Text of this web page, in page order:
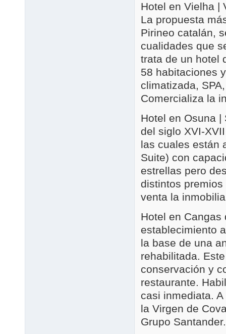
Hotel en Vielha |
La propuesta
Pirineo catalán,
cualidades que
trata de un hotel
58 habitaciones
climatizada,
Comercializa la
Hotel en Osuna
del siglo XVI-
las cuales están
Suite) con
estrellas pero
distintos
venta la
Hotel en Cangas
establecimiento
la base de una
rehabilitada.
conservación y
restaurante.
casi inmediata.
la Virgen de
Grupo Santander.